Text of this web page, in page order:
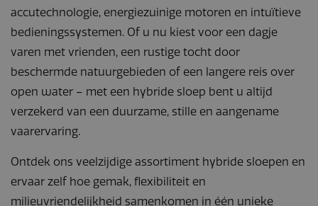
accutechnologie, energiezuinige motoren en intuïtieve
bedieningssystemen. Of u nu kiest voor een dagje
varen met vrienden, een rustige tocht door
beschermde natuurgebieden of een langere reis over
open water – met een hybride sloep bent u altijd
verzekerd van een duurzame, stille en aangename
vaarervaring.
Ontdek ons veelzijdige assortiment hybride sloepen en
ervaar zelf hoe gemak, flexibiliteit en
milieuvriendelijkheid samenkomen in één unieke